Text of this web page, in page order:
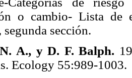
o cambio- Lista de
sección.
Α., y D. F. Balph.
Ecology 55:989-